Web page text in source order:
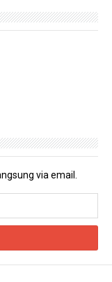
via email.